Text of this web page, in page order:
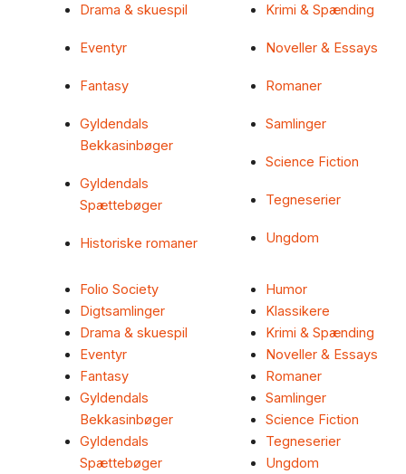
Drama & skuespil
Eventyr
Fantasy
Gyldendals
Bekkasinbøger
Gyldendals
Spættebøger
Historiske romaner
Krimi & Spænding
Noveller & Essays
Romaner
Samlinger
Science Fiction
Tegneserier
Ungdom
Folio Society
Digtsamlinger
Drama & skuespil
Eventyr
Fantasy
Gyldendals
Bekkasinbøger
Gyldendals
Spættebøger
Humor
Klassikere
Krimi & Spænding
Noveller & Essays
Romaner
Samlinger
Science Fiction
Tegneserier
Ungdom